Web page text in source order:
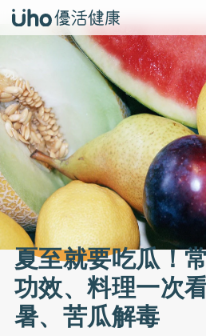
夏至就要吃瓜！
功效、料理一次
暑、苦瓜解毒